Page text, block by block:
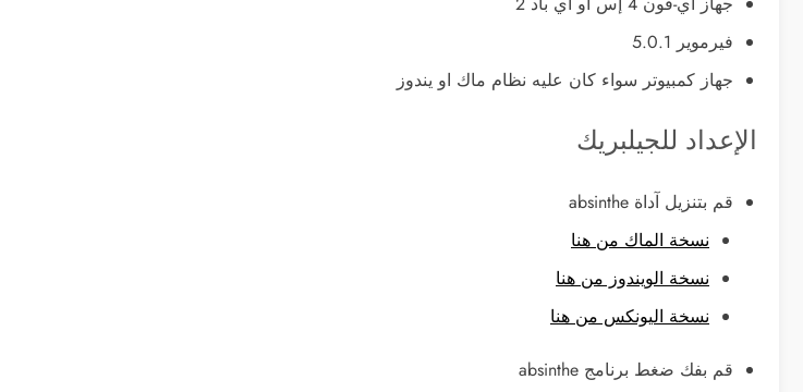
فيرموير 5.0.1
جهاز كمبيوتر سواء كان عليه نظام ماك او يندوز
الإعداد للجيلبريك
قم بتنزيل آداة absinthe
نسخة الماك من هنا
نسخة الويندوز من هنا
نسخة اليونكس من هنا
قم بفك ضغط برنامج absinthe